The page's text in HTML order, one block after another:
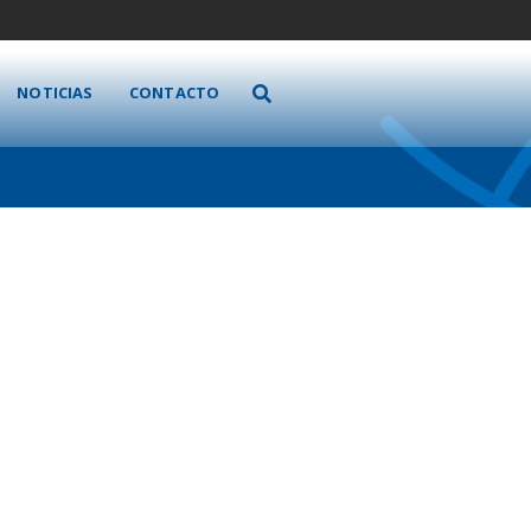
NOTICIAS CONTACTO